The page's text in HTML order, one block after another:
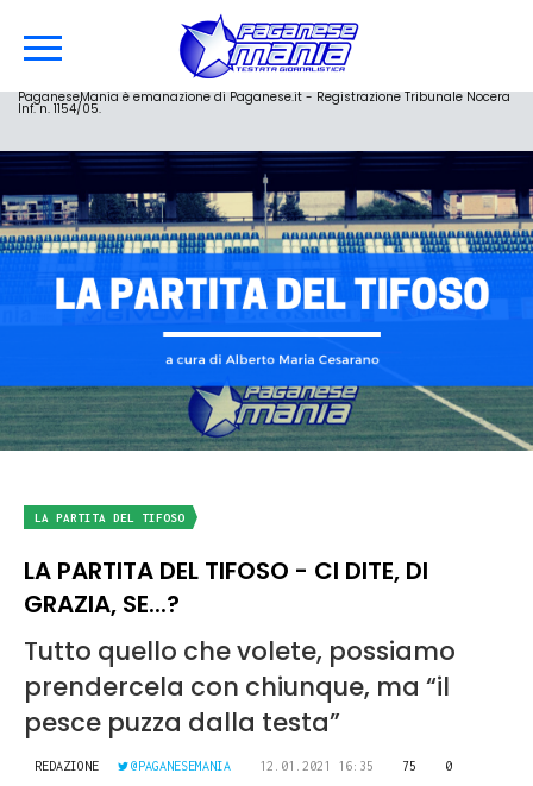
PaganeseMania è emanazione di Paganese.it - Registrazione Tribunale Nocera
Inf. n. 1154/05.
LA PARTITA DEL TIFOSO
LA PARTITA DEL TIFOSO - CI DITE, DI
GRAZIA, SE...?
Tutto quello che volete, possiamo
prendercela con chiunque, ma “il
pesce puzza dalla testa”
REDAZIONE @PAGANESEMANIA 12.01.2021 16:35 75 0